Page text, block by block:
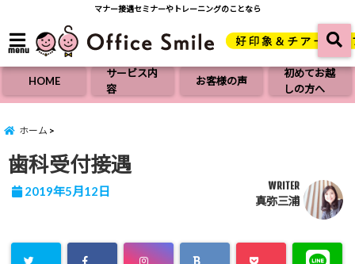
マナー接遇セミナーやトレーニングのことなら
menu
HOME
サービス内
容
お客様の声
初めてお越
しの方へ
ホーム
歯科受付接遇
2019年5月12日 WRITER
真弥三浦